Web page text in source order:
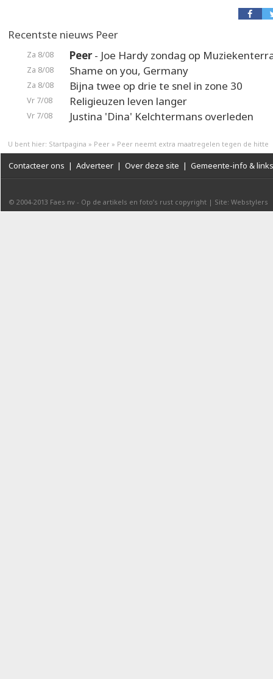
Recentste nieuws Peer
Za 8/08 Peer- Joe Hardy zondag op
Za 8/08 Shame on you, Germany
Za 8/08 Bijna twee op drie te snel in zone 30
Vr 7/08 Religieuzen leven langer
Vr 7/08 Justina 'Dina' Kelchtermans overleden
U bent hier: Startpagina » Peer » Peer neemt extra maatregelen tegen de hitte
Contacteer ons | Adverteer | Over deze site | Gemeente-info & links
© 2004-2013 Faes nv - Op de artikels en foto’s rust copyright | Site: Webstylers